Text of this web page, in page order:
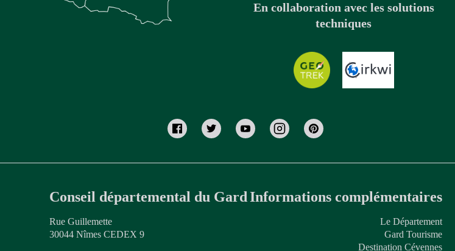
En collaboration avec les solutions
techniques
Conseil départemental du Gard
Rue Guillemette
30044 Nîmes CEDEX 9
Informations complémentaires
Le Département
Gard Tourisme
Destination Cévennes